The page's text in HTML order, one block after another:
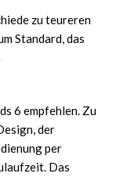
zu teureren
Standard, das
6 empfehlen. Zu
der
per
Das